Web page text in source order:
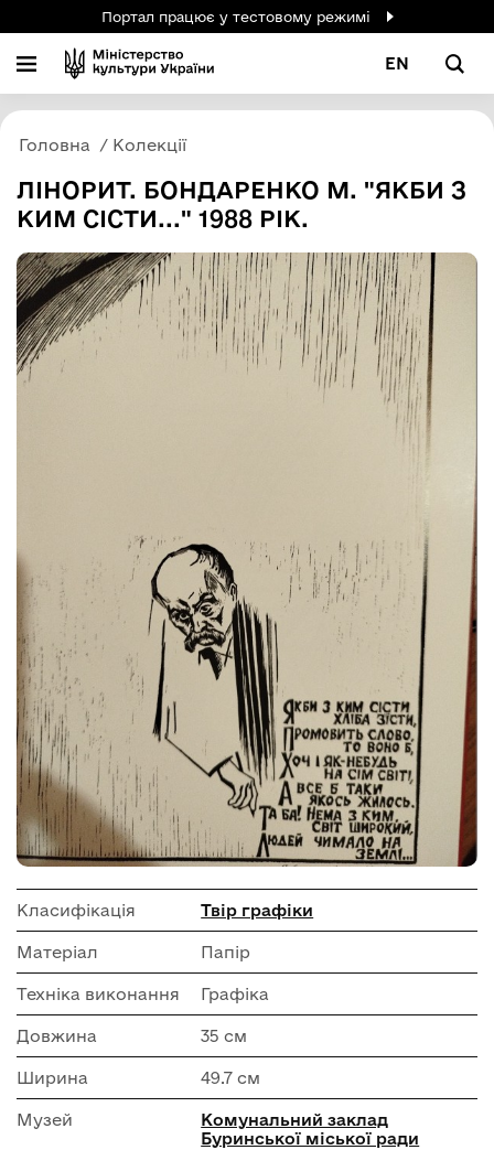
Портал працює у тестовому режимі
EN
Головна Колекції
ЛІНОРИТ. БОНДАРЕНКО М. "ЯКБИ З
КИМ СІСТИ..." 1988 РІК.
Класифікація Твір графіки
Матеріал Папір
Техніка виконання Графіка
Довжина 35 см
Ширина 49.7 см
Музей
Комунальний заклад
Буринської міської ради